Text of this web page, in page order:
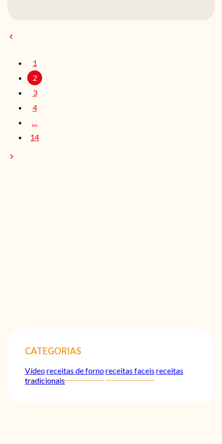
1
2
3
4
14
CATEGORIAS
Vídeoreceitas de fornoreceitas faceis receitas
tradicionais